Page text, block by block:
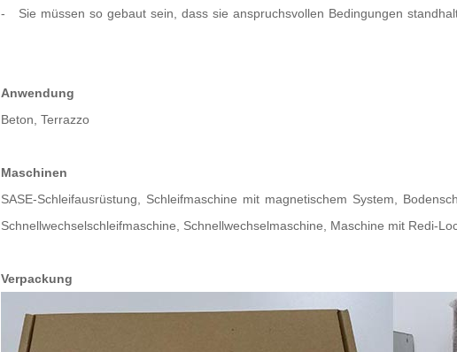
- Sie müssen so gebaut sein, dass sie anspruchsvollen Bedingungen
Anwendung
Beton, Terrazzo
Maschinen
SASE-Schleifausrüstung, Schleifmaschine mit magnetischem System,
Schnellwechselschleifmaschine, Schnellwechselmaschine, Maschine mit Redi-
Verpackung